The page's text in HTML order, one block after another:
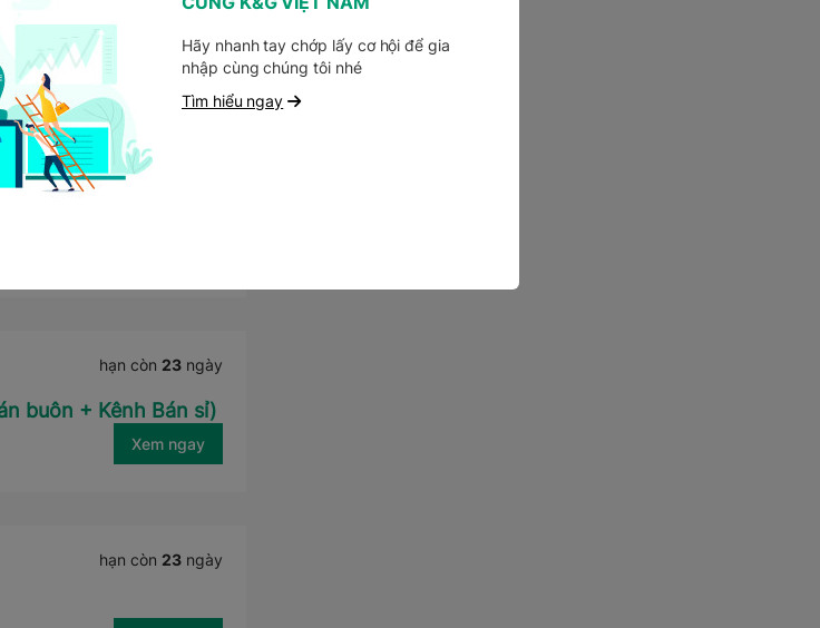
Xem ngay
hạn còn
hóa Mỹ phẩm
hạn còn 23 ngày
buôn + Kênh Bán sỉ)
Xem ngay
hạn còn 23 ngày
Hãy nhanh tay chớp lấy cơ hội để gia
nhập cùng chúng tôi nhé
Tìm hiểu ngay